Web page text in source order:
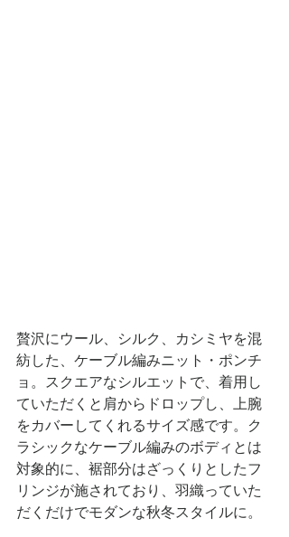
贅沢にウール、シルク、カシミヤを混
紡した、ケーブル編みニット・ポンチ
ョ。スクエアなシルエットで、着用し
ていただくと肩からドロップし、上腕
をカバーしてくれるサイズ感です。ク
ラシックなケーブル編みのボディとは
対象的に、裾部分はざっくりとしたフ
リンジが施されており、羽織っていた
だくだけでモダンな秋冬スタイルに。